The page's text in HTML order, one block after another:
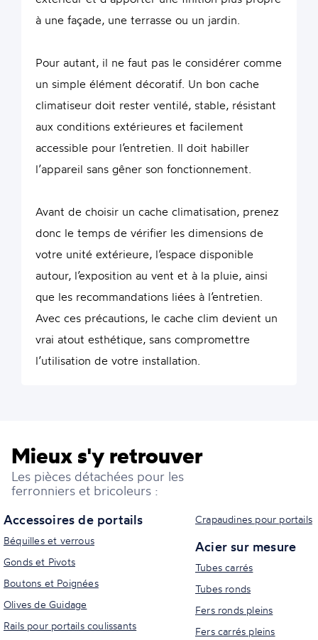
à une façade, une terrasse ou un jardin.
Pour autant, il ne faut pas le considérer comme
un simple élément décoratif. Un bon cache
climatiseur doit rester ventilé, stable, résistant
aux conditions extérieures et facilement
accessible pour l’entretien. Il doit habiller
l’appareil sans gêner son fonctionnement.
Avant de choisir un cache climatisation, prenez
donc le temps de vérifier les dimensions de
votre unité extérieure, l’espace disponible
autour, l’exposition au vent et à la pluie, ainsi
que les recommandations liées à l’entretien.
Avec ces précautions, le cache clim devient un
vrai atout esthétique, sans compromettre
l’utilisation de votre installation.
Mieux s'y retrouver
Les pièces détachées pour les
ferronniers et bricoleurs :
Accessoires de portails
Béquilles et verrous
Gonds et Pivots
Boutons et Poignées
Olives de Guidage
Rails pour portails coulissants
Crapaudines pour portails
Acier sur mesure
Tubes carrés
Tubes ronds
Fers ronds pleins
Fers carrés pleins